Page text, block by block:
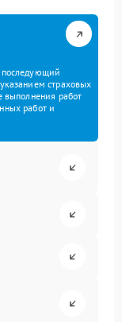
последующий
страховых
выполнения работ
работ и